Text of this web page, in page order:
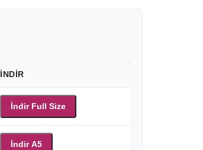
İNDIR
İndir Full Size
İndir A5